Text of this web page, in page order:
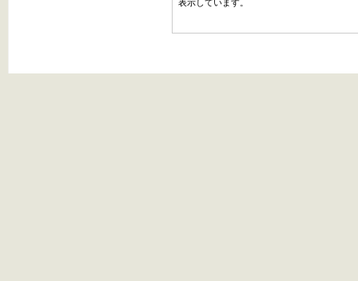
表示しています。